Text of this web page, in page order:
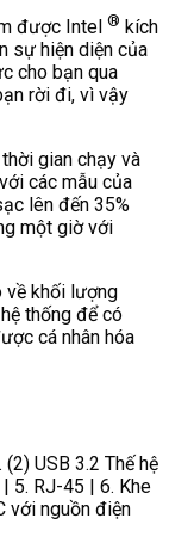
được Intel ® kích
sự hiện diện của
cho bạn qua
rời đi, vì vậy
gian chạy và
các mẫu của
lên đến 35%
một giờ với
về khối lượng
thống để có
cá nhân hóa
USB 3.2 Thế hệ
5. RJ-45 | 6. Khe
với nguồn điện